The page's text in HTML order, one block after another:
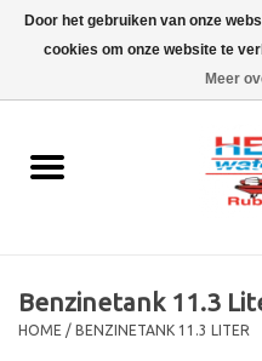
Outboard
Trailer
Benzinetank 11.3
HOME / BENZINETANK 11.3 LITER
Door het gebruiken van onze
cookies om onze website te
Meer